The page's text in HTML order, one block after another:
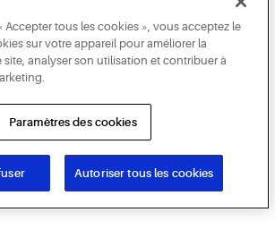
Accepter tous les cookies », vous acceptez le
sur votre appareil pour améliorer la
site, analyser son utilisation et contribuer à
Paramètres des cookies
Autoriser tous les cookies